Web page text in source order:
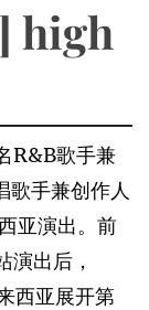
high
R&B歌手兼
歌手兼创作人
亚演出。前
演出后，
西亚展开第